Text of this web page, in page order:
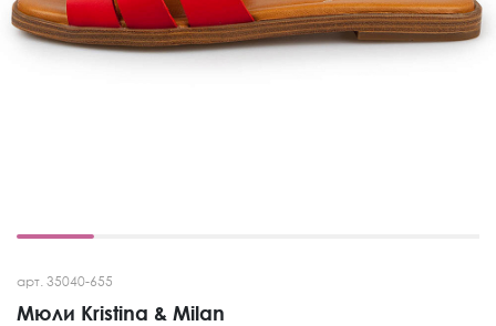
арт. 35040-655
Мюли Kristina & Milan